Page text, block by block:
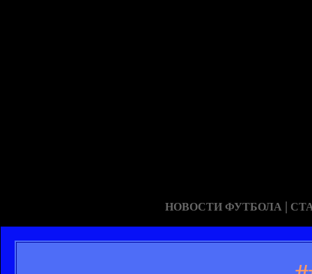
НОВОСТИ ФУТБОЛА |